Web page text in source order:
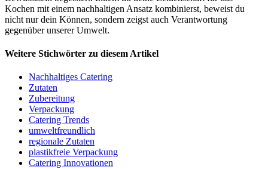
Kochen mit einem nachhaltigen Ansatz kombinierst, beweist du
nicht nur dein Können, sondern zeigst auch Verantwortung
gegenüber unserer Umwelt.
Weitere Stichwörter zu diesem Artikel
Nachhaltiges Catering
Zutaten
Zubereitung
Verpackung
Catering Trends
umweltfreundlich
regionale Zutaten
plastikfreie Verpackung
Catering Innovationen